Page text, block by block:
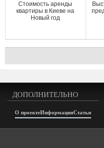
Стоимость аренды
квартиры в Киеве на
Новый год
ДОПОЛНИТЕЛЬНО
О проектеИнформацияСтатьи